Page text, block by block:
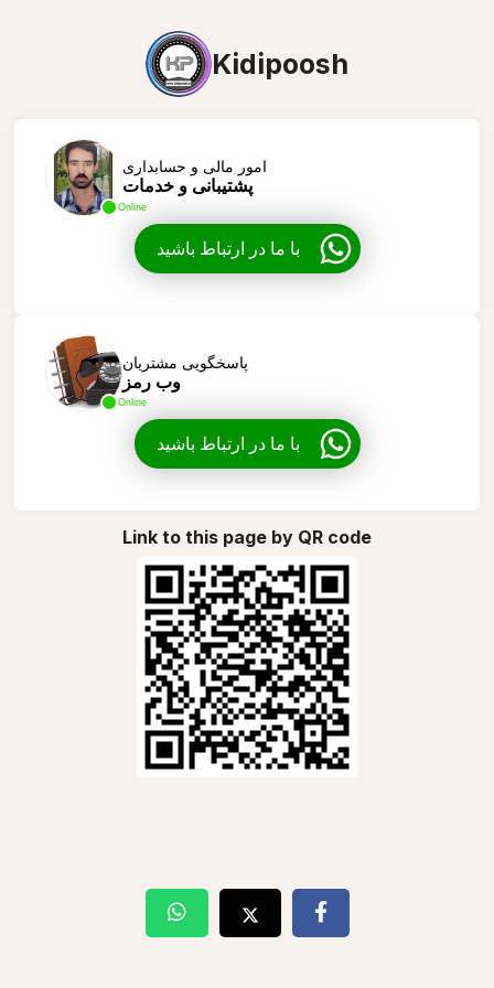
Kidipoosh
Online
امور مالی و حسابداری
پشتیبانی و خدمات
با ما در ارتباط باشید
Online
پاسخگویی مشتریان
وب رمز
با ما در ارتباط باشید
Link to this page by QR code